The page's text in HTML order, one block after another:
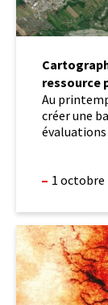
ressource
Au
créer une
1 octobre
et
professionnels
L’EIS,
un
outil
pour
intégrer